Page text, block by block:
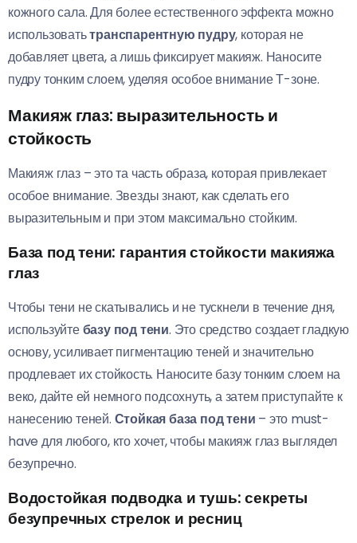
кожного сала. Для более естественного эффекта можно
использоватьтранспарентную пудру, которая не
добавляет цвета, а лишь фиксирует макияж. Наносите
пудру тонким слоем, уделяя особое внимание Т-зоне.
Макияж глаз: выразительность и
стойкость
Макияж глаз – это та часть образа, которая привлекает
особое внимание. Звезды знают, как сделать его
выразительным и при этом максимально стойким.
База под тени: гарантия стойкости макияжа
глаз
Чтобы тени не скатывались и не тускнели в течение дня,
используйтебазу под тени. Это средство создает гладкую
основу, усиливает пигментацию теней и значительно
продлевает их стойкость. Наносите базу тонким слоем на
веко, дайте ей немного подсохнуть, а затем приступайте к
нанесению теней. Стойкая база под тени – это must-
have для любого, кто хочет, чтобы макияж глаз выглядел
безупречно.
Водостойкая подводка и тушь: секреты
безупречных стрелок и ресниц